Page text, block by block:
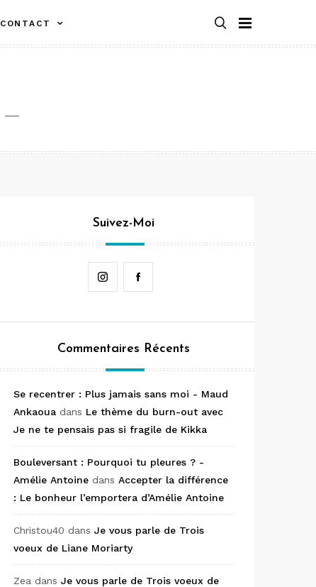
CONTACT
Suivez-Moi
Instagram
Commentaires Récents
Se recentrer : Plus jamais sans moi - Maud
Ankaoua dans Le thème du burn-out avec
Je ne te pensais pas si fragile de Kikka
Bouleversant : Pourquoi tu pleures ? -
Amélie Antoine dansAccepter la différence
: Le bonheur l’emportera d’Amélie Antoine
Christou40 dansJe vous parle de Trois
voeux de Liane Moriarty
Zea dansJe vous parle de Trois voeux de